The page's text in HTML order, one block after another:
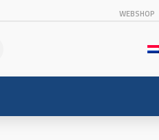
WEBSHOP